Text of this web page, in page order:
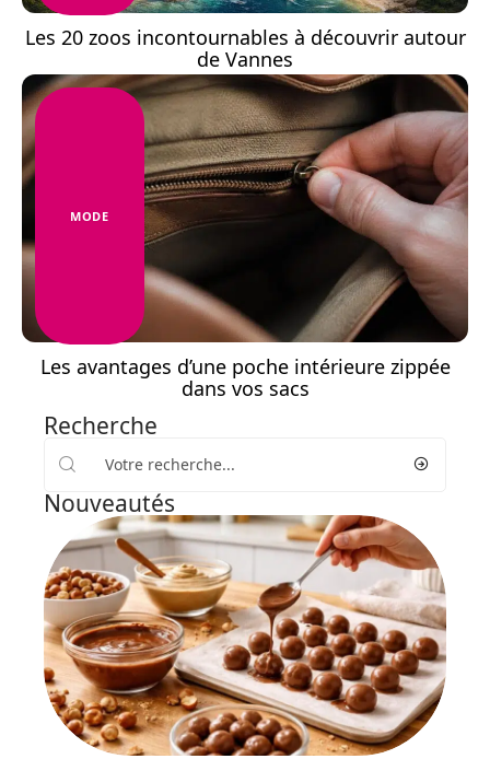
Les 20 zoos incontournables à découvrir autour
de Vannes
MODE
Les avantages d’une poche intérieure zippée
dans vos sacs
Recherche
Nouveautés